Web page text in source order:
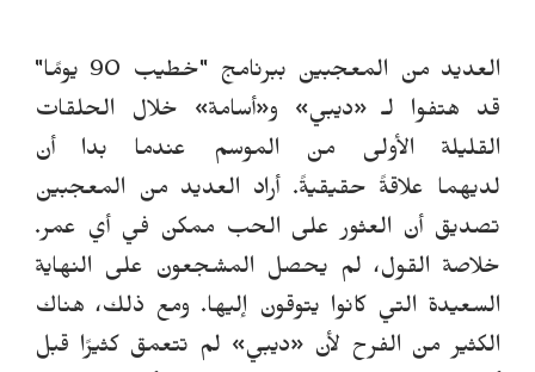
العديد من المعجبين ببرنامج "خطيب 90 يومًا"
قد هتفوا لـ «ديبي» و«أسامة» خلال الحلقات
القليلة الأولى من الموسم عندما بدا أن
لديهما علاقةً حقيقيةً. أراد العديد من المعجبين
تصديق أن العثور على الحب ممكن في أي عمر.
خلاصة القول، لم يحصل المشجعون على النهاية
السعيدة التي كانوا يتوقون إليها. ومع ذلك، هناك
الكثير من الفرح لأن «ديبي» لم تتعمق كثيرًا قبل